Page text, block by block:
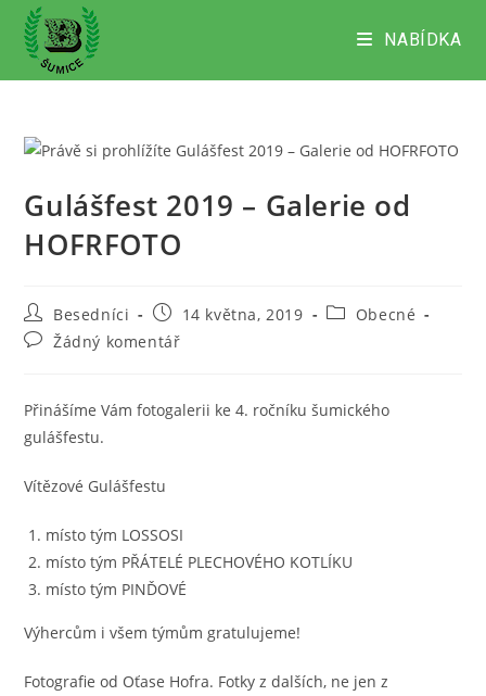
Přejít
obsahu
NABÍDKA
Gulášfest 2019 – Galerie od
HOFRFOTO
Autor
příspěvku
Besedníci
Příspěvek
byl
publikován
14 května, 2019
RubrikyObecné
Komentáře
Žádný komentář
Přinášíme Vám fotogalerii ke 4. ročníku šumického
gulášfestu.
Vítězové Gulášfestu
místo tým LOSSOSI
místo tým PŘÁTELÉ PLECHOVÉHO KOTLÍKU
místo tým PINĎOVÉ
Výhercům i všem týmům gratulujeme!
Fotografie od Oťase Hofra. Fotky z dalších, ne jen z